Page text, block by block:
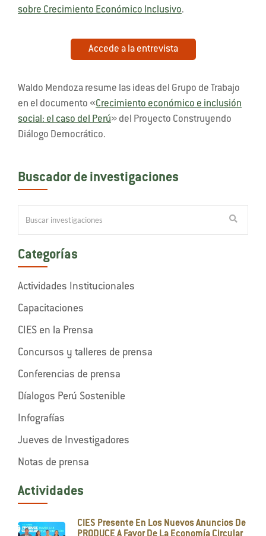
sobre Crecimiento Económico Inclusivo.
Accede a la entrevista
Waldo Mendoza resume las ideas del Grupo de Trabajo
en el documento «Crecimiento económico e inclusión
social: el caso del Perú» del Proyecto Construyendo
Diálogo Democrático.
Buscador de investigaciones
Categorías
Actividades Institucionales
Capacitaciones
CIES en la Prensa
Concursos y talleres de prensa
Conferencias de prensa
Díalogos Perú Sostenible
Infografías
Jueves de Investigadores
Notas de prensa
Actividades
CIES Presente En Los Nuevos Anuncios De